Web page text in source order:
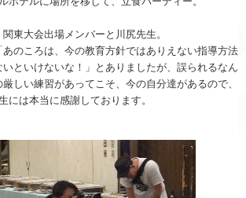
東大会出場メンバーと川尻先生。
のころは、今の教育方針ではあり えない指導方法
といけないな！」 とありましたが、誤られるなん
し い練習があってこそ、今の自分達があるので、
には本当に感謝しております。